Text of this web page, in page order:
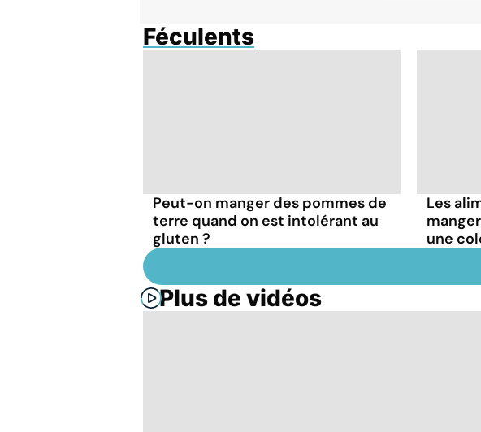
Féculents
Peut-on manger des pommes de
terre quand on est intolérant au
gluten ?
Les
une
Plus de vidéos